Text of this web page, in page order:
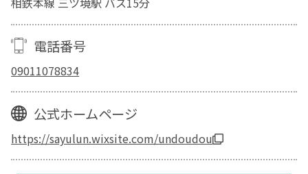
電話番号
09011078834
公式ホームページ
https://sayulun.wixsite.com/undoudou